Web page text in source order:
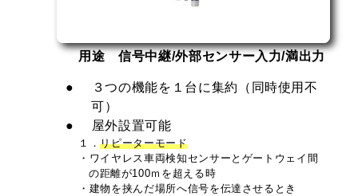
用途 信号中継/外部センサー入力/満出力
３つの機能を１台に集約（同時使用不
可）
屋外設置可能
１．リピーターモード
・ワイヤレス車両検知センサーとゲートウェイ間
の距離が100ｍを超える時
・建物を挟んだ場所へ信号を伝達させるとき